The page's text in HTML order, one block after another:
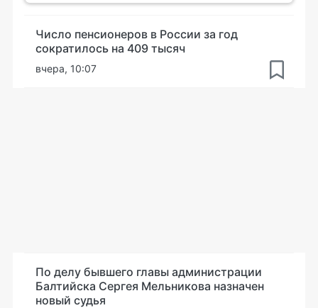
Число пенсионеров в России за год
сократилось на 409 тысяч
вчера, 10:07
По делу бывшего главы администрации
Балтийска Сергея Мельникова назначен
новый судья